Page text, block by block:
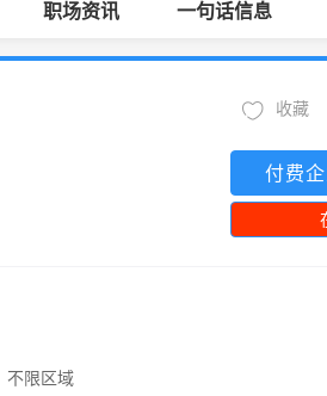
职场资讯 一句话信息
收藏
付费
不限区域